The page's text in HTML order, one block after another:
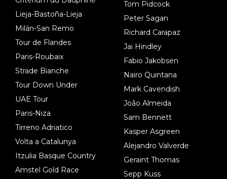
Lieja-Bastoña-Lieja
Milán-San Remo
Tour de Flandes
Paris-Roubaix
Strade Bianche
Tour Down Under
UAE Tour
Paris-Niza
Tirreno Adriatico
Volta a Catalunya
Itzulia Basque Country
Amstel Gold Race
Tom Pidcock
Peter Sagan
Richard Carapaz
Jai Hindley
Fabio Jakobsen
Nairo Quintana
Mark Cavendish
João Almeida
Sam Bennett
Kasper Asgreen
Alejandro Valverde
Geraint Thomas
Sepp Kuss